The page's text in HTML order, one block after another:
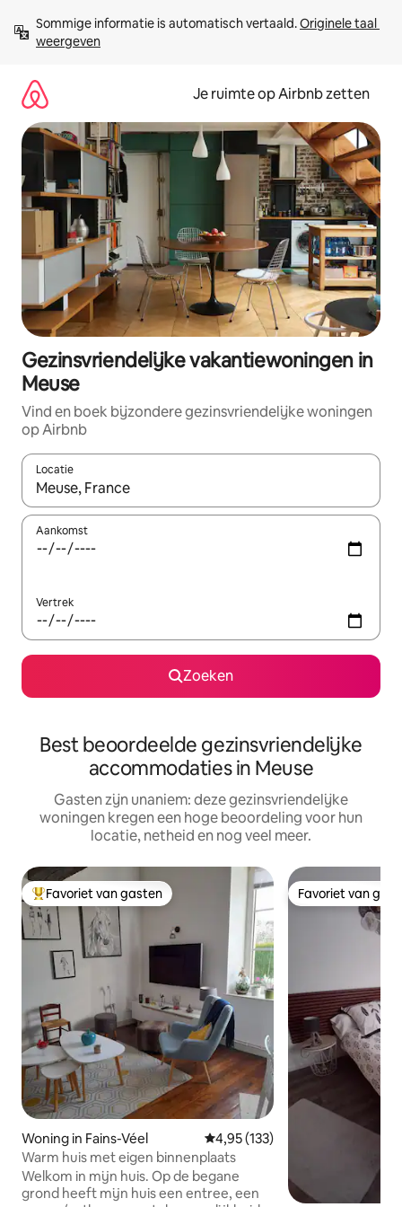
direct
naar
Sommige informatie is automatisch vertaald. Originele taal
weergeven
Je ruimte op Airbnb zetten
Gezinsvriendelijke vakantiewoningen in
Meuse
Vind en boek bijzondere gezinsvriendelijke woningen
op Airbnb
Locatie
Wanneer er suggesties beschikbaar zijn, maak je een keuze
Aankomst
Vertrek
Zoeken
Best beoordeelde gezinsvriendelijke
accommodaties in Meuse
Gasten zijn unaniem: deze gezinsvriendelijke
woningen kregen een hoge beoordeling voor hun
locatie, netheid en nog veel meer.
Topfavoriet van gasten
Favoriet van gasten
Woning in Fains-Véel Gemiddelde beoordeling van
4,95 (133)
Warm huis met eigen binnenplaats
Welkom in mijn huis. Op de begane
grond heeft mijn huis een entree, een
Favoriet van
Favoriet van